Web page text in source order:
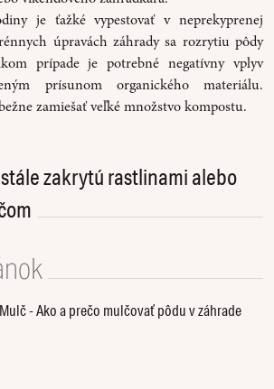
je ťažké vypestovať v neprekyprenej
úpravách záhrady sa rozrytiu pôdy
prípade je potrebné negatívny vplyv
prísunom organického materiálu.
zamiešať veľké množstvo kompostu.
zakrytú rastlinami alebo
Mulč - Ako a prečo mulčovať pôdu v záhrade